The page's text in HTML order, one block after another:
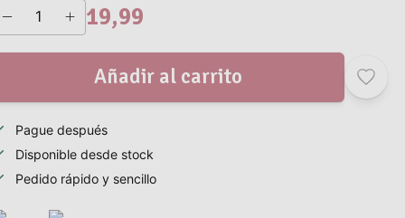
19,99
Añadir al carrito
Pague después
Disponible desde stock
Pedido rápido y sencillo